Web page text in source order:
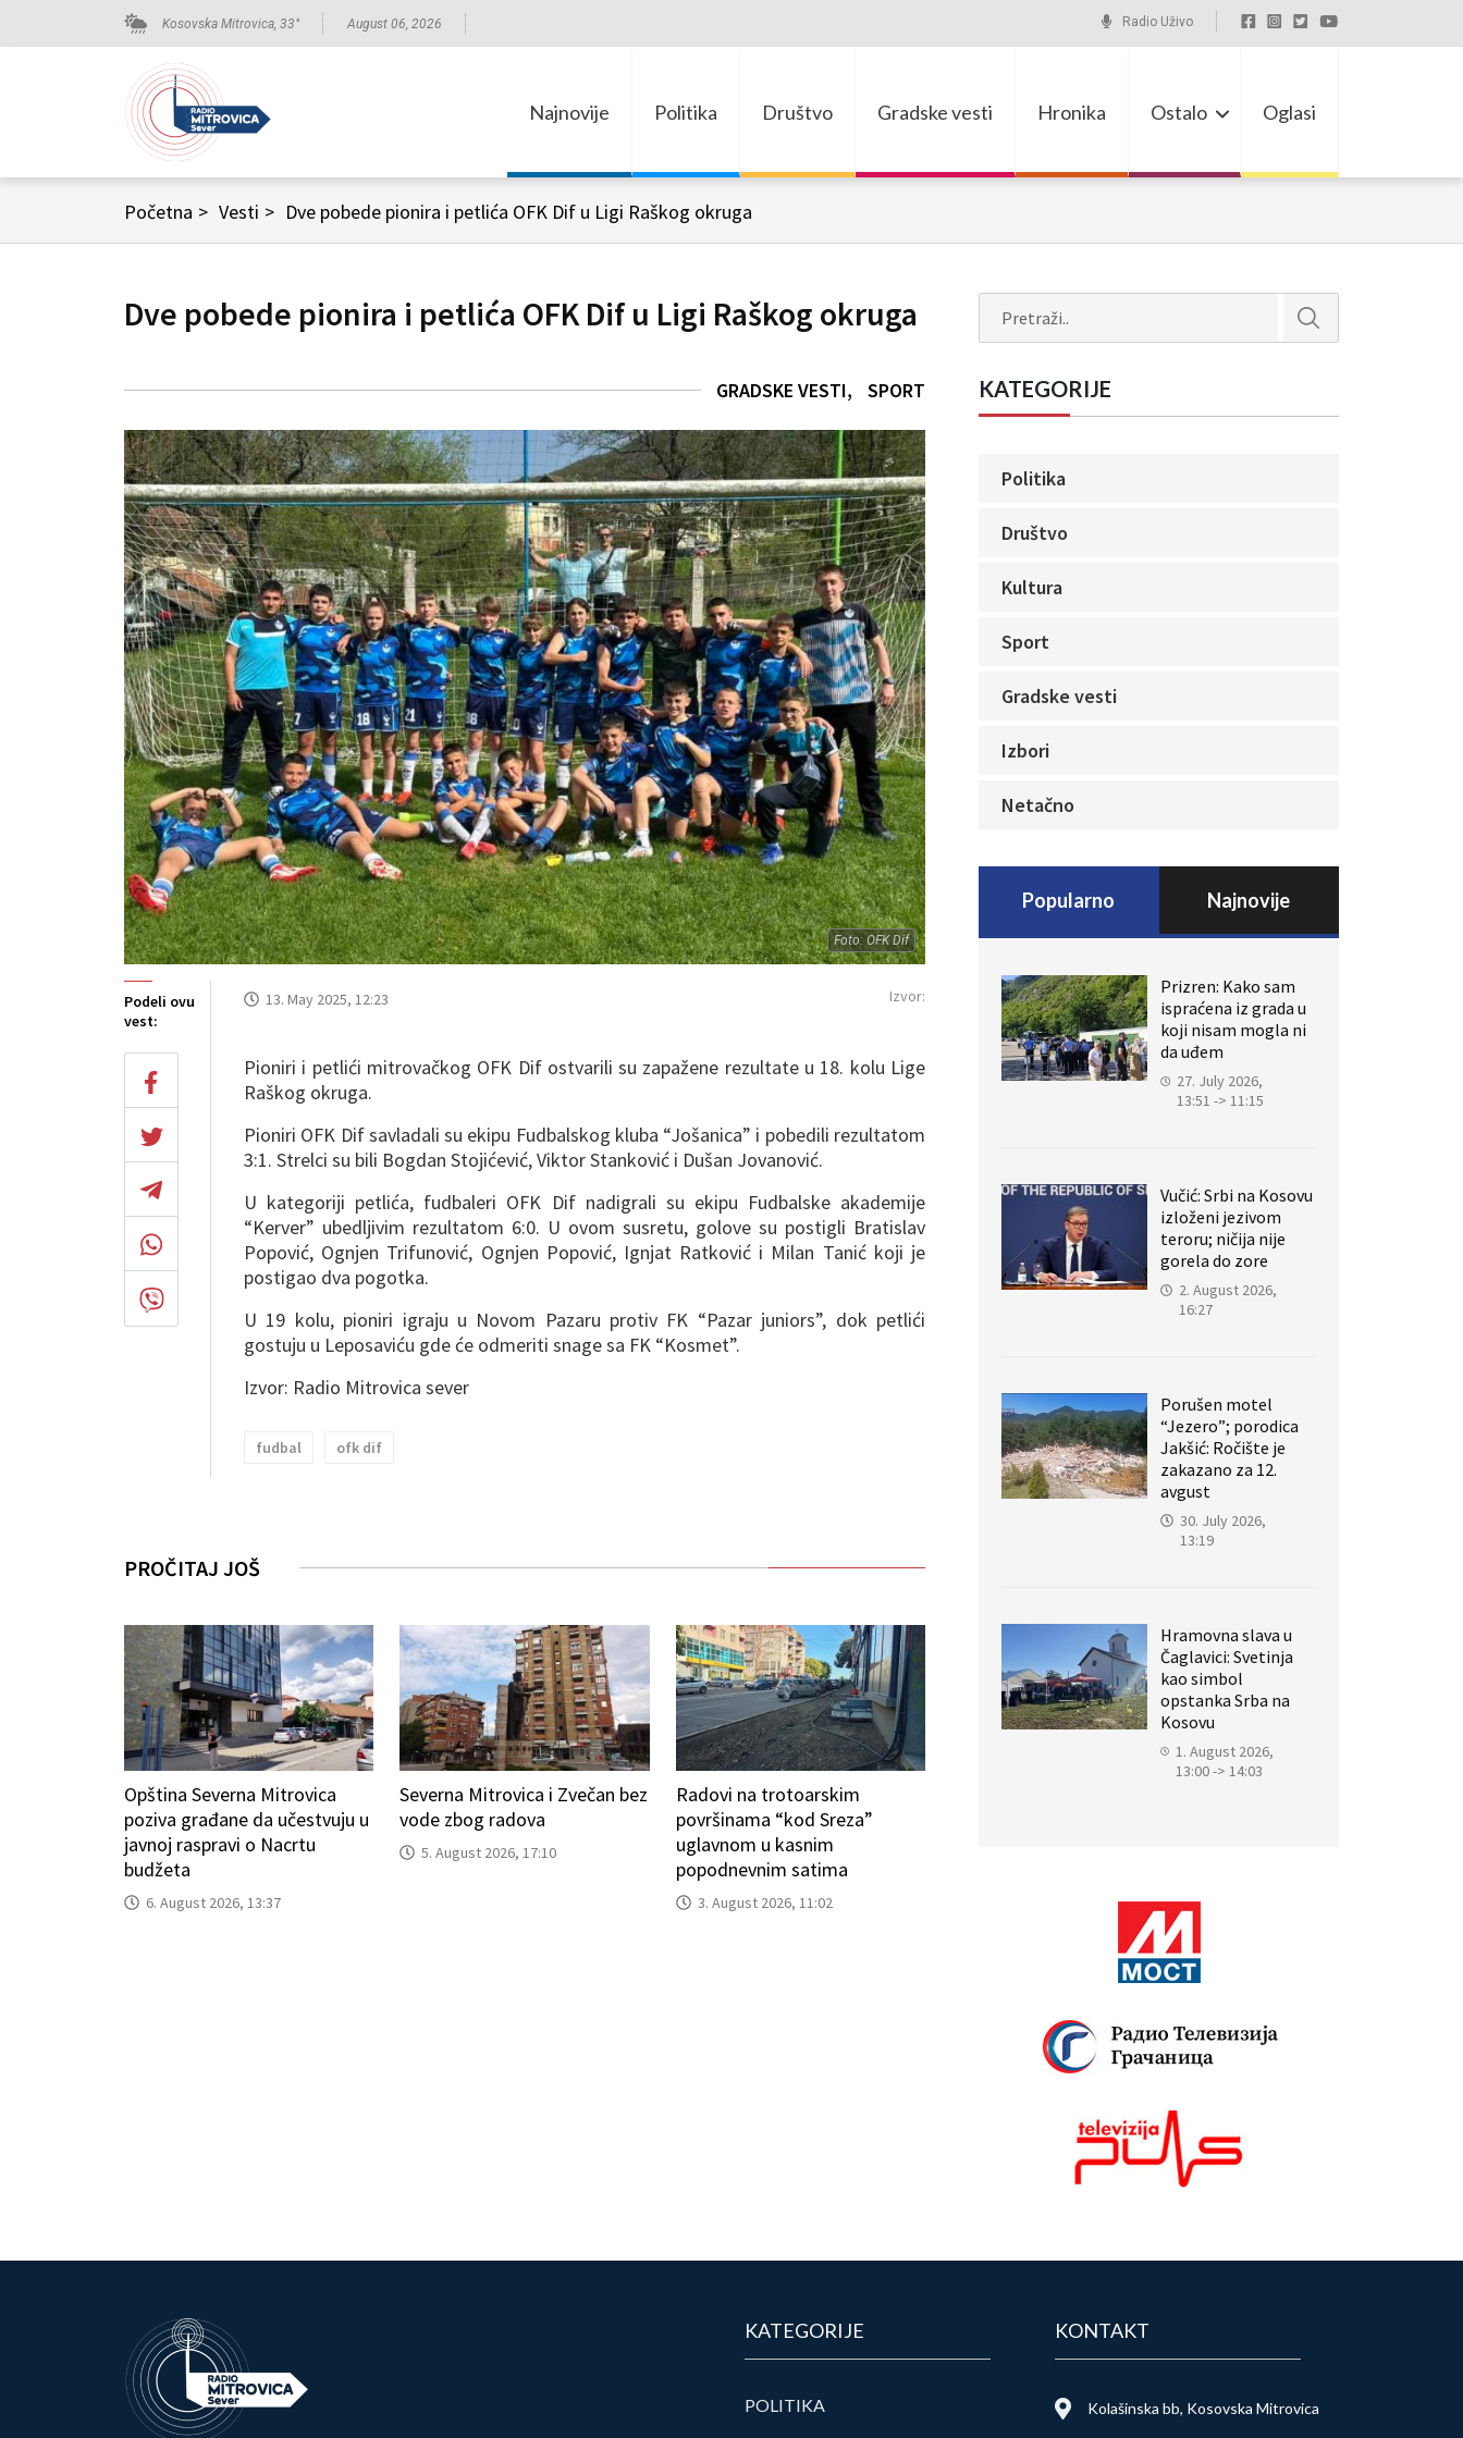
Kosovska Mitrovica, 33° August 06, 2026 Radio Uživo
Najnovije Politika Društvo Gradske vesti Hronika Ostalo Oglasi
Početna > Vesti > Dve pobede pionira i petlića OFK Dif u Ligi Raškog okruga
Dve pobede pionira i petlića OFK Dif u Ligi Raškog okruga
GRADSKE VESTI SPORT
Foto: OFK Dif
Podeli ovu
vest:
13. May 2025, 12:23 Izvor:
Pioniri i petlići mitrovačkog OFK Dif ostvarili su zapažene rezultate u 18. kolu Lige
Raškog okruga.
Pioniri OFK Dif savladali su ekipu Fudbalskog kluba “Jošanica” i pobedili rezultatom
3:1. Strelci su bili Bogdan Stojićević, Viktor Stanković i Dušan Jovanović.
U kategoriji petlića, fudbaleri OFK Dif nadigrali su ekipu Fudbalske akademije
“Kerver” ubedljivim rezultatom 6:0. U ovom susretu, golove su postigli Bratislav
Popović, Ognjen Trifunović, Ognjen Popović, Ignjat Ratković i Milan Tanić koji je
postigao dva pogotka.
U 19 kolu, pioniri igraju u Novom Pazaru protiv FK “Pazar juniors”, dok petlići
gostuju u Leposaviću gde će odmeriti snage sa FK “Kosmet”.
Izvor: Radio Mitrovica sever
fudbal ofk dif
PROČITAJ JOŠ
Opština Severna Mitrovica
poziva građane da učestvuju u
javnoj raspravi o Nacrtu
budžeta
6. August 2026, 13:37
Severna Mitrovica i Zvečan bez
vode zbog radova
5. August 2026, 17:10
Radovi na trotoarskim
površinama “kod Sreza”
uglavnom u kasnim
popodnevnim satima
3. August 2026, 11:02
KATEGORIJE
Politika
Društvo
Kultura
Sport
Gradske vesti
Izbori
Netačno
Popularno Najnovije
Prizren: Kako sam
ispraćena iz grada u
koji nisam mogla ni
da uđem
27. July 2026,
13:51 -> 11:15
Vučić: Srbi na Kosovu
izloženi jezivom
teroru; ničija nije
gorela do zore
2. August 2026,
16:27
Porušen motel
“Jezero”; porodica
Jakšić: Ročište je
zakazano za 12.
avgust
30. July 2026,
13:19
Hramovna slava u
Čaglavici: Svetinja
kao simbol
opstanka Srba na
Kosovu
1. August 2026,
13:00 -> 14:03
KATEGORIJE
POLITIKA
KONTAKT
Kolašinska bb, Kosovska Mitrovica